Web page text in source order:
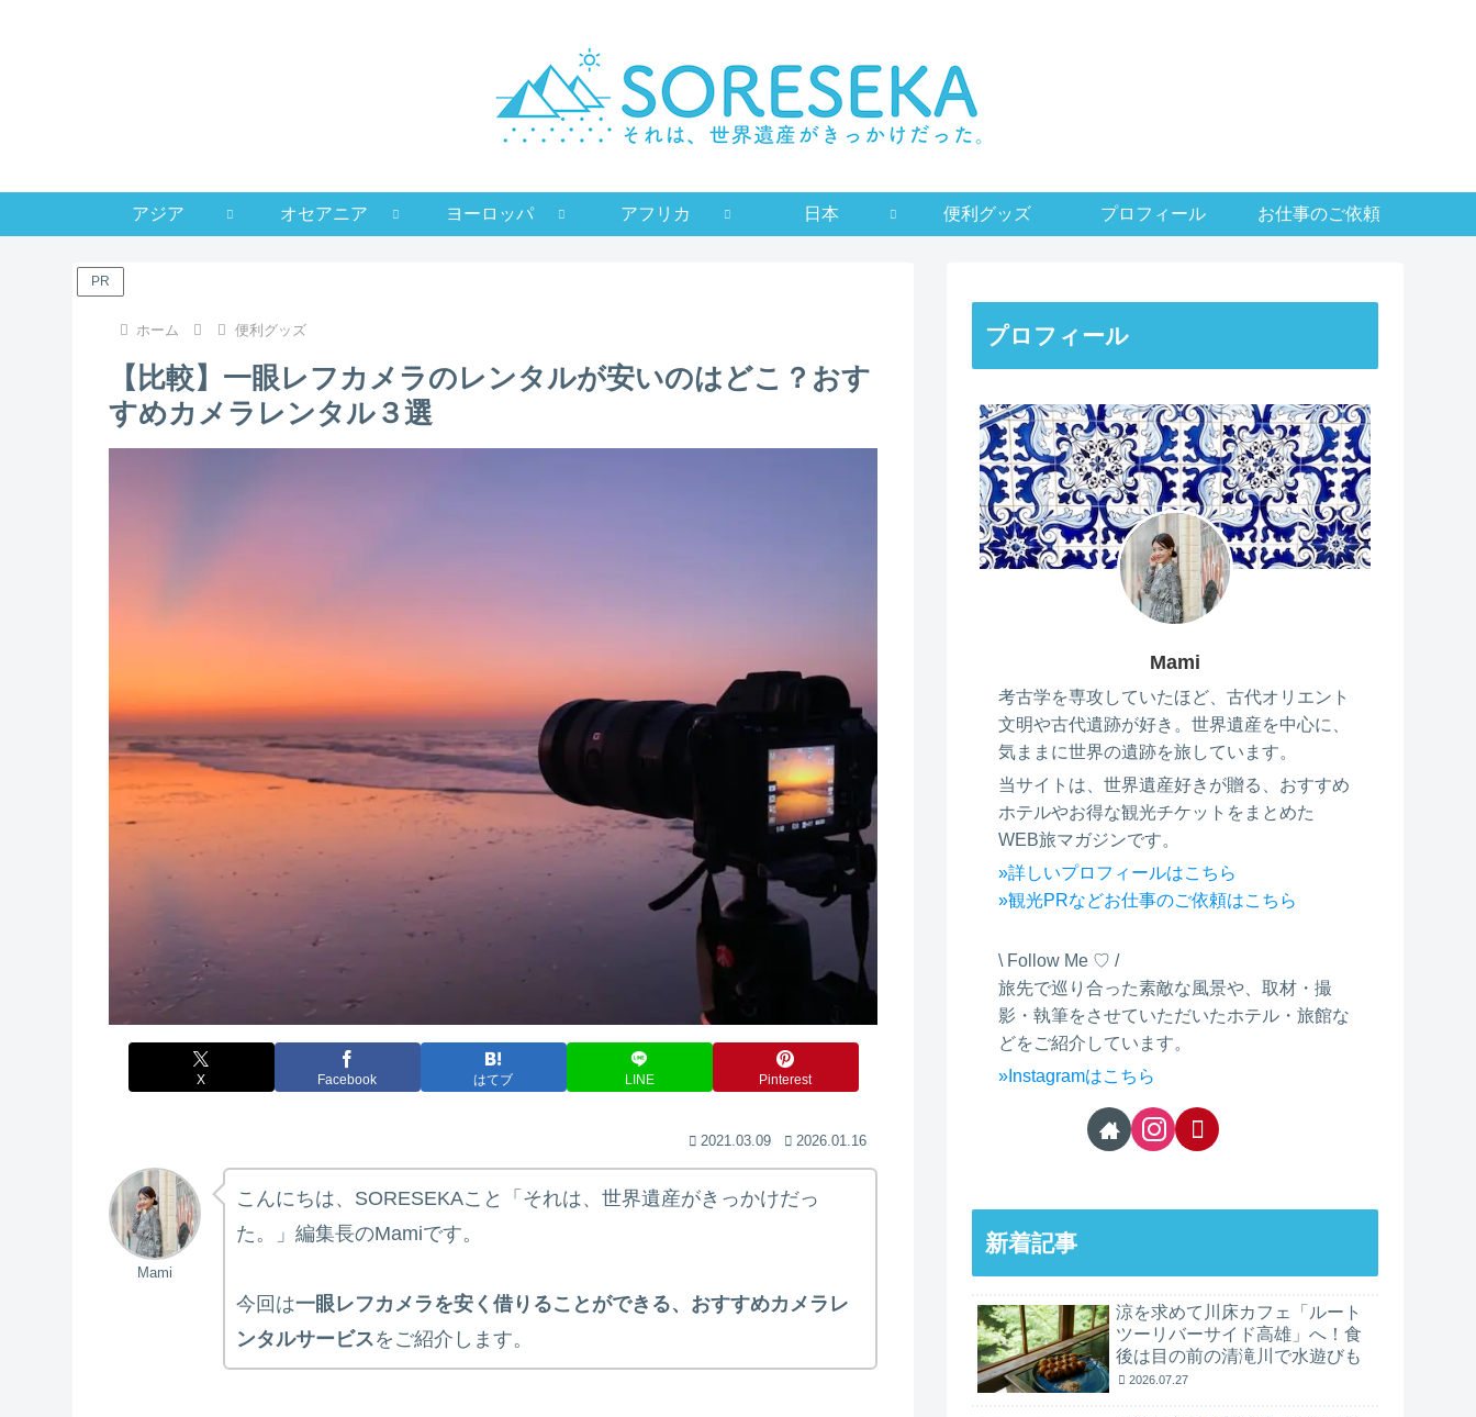
アジア オセアニア ヨーロッパ アフリカ 日本 便利グッズ プロフィール お仕事のご依頼
PR
ホーム 便利グッズ
【比較】一眼レフカメラのレンタルが安いのはどこ？おす
すめカメラレンタル３選
X Facebook はてブ LINE Pinterest
2021.03.09 2026.01.16
Mami
こんにちは、SORESEKAこと「それは、世界遺産がきっかけだっ
た。」編集長のMamiです。
今回は一眼レフカメラを安く借りることができる、おすすめカメラレ
ンタルサービスをご紹介します。
プロフィール
Mami
考古学を専攻していたほど、古代オリエント
文明や古代遺跡が好き。世界遺産を中心に、
気ままに世界の遺跡を旅しています。
当サイトは、世界遺産好きが贈る、おすすめ
ホテルやお得な観光チケットをまとめた
WEB旅マガジンです。
»詳しいプロフィールはこちら
»観光PRなどお仕事のご依頼はこちら
\ Follow Me ♡ /
旅先で巡り合った素敵な風景や、取材・撮
影・執筆をさせていただいたホテル・旅館な
どをご紹介しています。
»Instagramはこちら
新着記事
涼を求めて川床カフェ「ルート
ツーリバーサイド高雄」へ！食
後は目の前の清滝川で水遊びも
2026.07.27